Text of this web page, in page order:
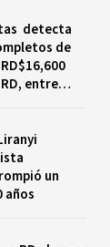
detecta
de
entre
un
años